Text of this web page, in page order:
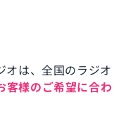
オは、全国のラジオ
客様のご希望に合わ